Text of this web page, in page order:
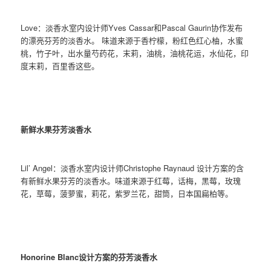
Love：淡香水室内设计师Yves Cassar和Pascal Gaurin协作发布
的漂亮芬芳的淡香水。 味道来源于香柠檬，粉红色红心柚，水蜜
桃，竹子叶，出水量芍药花，末莉，油桃，油桃花运，水仙花，印
度末莉，百里香这些。
新鲜水果芬芳淡香水
Lil’ Angel：淡香水室内设计师Christophe Raynaud 设计方案的含
有新鲜水果芬芳的淡香水。味道来源于红莓，话梅，黑莓，玫瑰
花，草莓，菠萝蜜，莉花，紫罗兰花，甜筒，日本国扁柏等。
Honorine Blanc设计方案的芬芳淡香水